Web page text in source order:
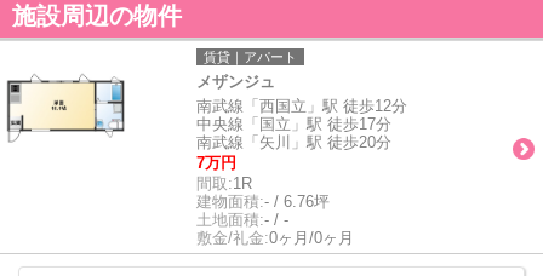
施設周辺の物件
賃貸｜アパート
メザンジュ
南武線「西国立」駅 徒歩12分
中央線「国立」駅 徒歩17分
南武線「矢川」駅 徒歩20分
7万円
間取:1R
建物面積:- / 6.76坪
土地面積:- / -
敷金/礼金:0ヶ月/0ヶ月